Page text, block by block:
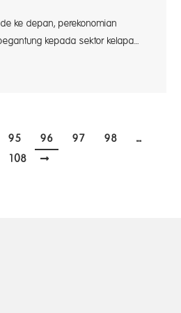
ke depan, perekonomian
kepada sektor kelapa…
95 96 97 98
…
108